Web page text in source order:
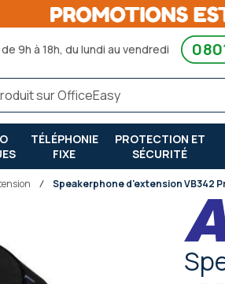
9h à 18h, du lundi au vendredi
TÉLÉPHONIE
FIXE
PROTECTION ET
SÉCURITÉ
Speakerphone d'extension VB342